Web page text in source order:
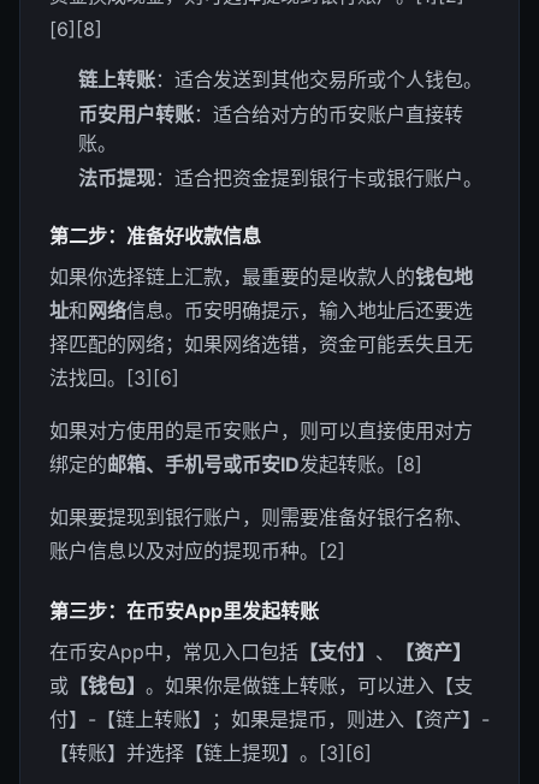
[6][8]
链上转账：适合发送到其他交易所或个人钱包。
币安用户转账：适合给对方的币安账户直接转
账。
法币提现：适合把资金提到银行卡或银行账户。
第二步：准备好收款信息
如果你选择链上汇款，最重要的是收款人的钱包地
址和网络信息。币安明确提示，输入地址后还要选
择匹配的网络；如果网络选错，资金可能丢失且无
法找回。[3][6]
如果对方使用的是币安账户，则可以直接使用对方
绑定的邮箱、手机号或币安ID发起转账。[8]
如果要提现到银行账户，则需要准备好银行名称、
账户信息以及对应的提现币种。[2]
第三步：在币安App里发起转账
在币安App中，常见入口包括 【支付】 、
【资产】
或 【钱包】 。如果你是做链上转账，可以进入【支
付】-【链上转账】；如果是提币，则进入【资产】-
【转账】并选择【链上提现】。[3][6]